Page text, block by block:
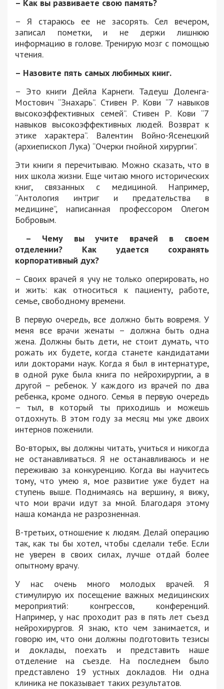
– Как вы развиваете свою память?
– Я стараюсь ее не засорять. Сел вечером,
записал пометки, и не держи лишнюю
информацию в голове. Тренирую мозг с помощью
чтения.
– Назовите пять самых любимых книг.
– Это книги Дейла Карнеги. Тадеуш Доленга-
Мостович “Знахарь”. Стивен Р. Кови “7 навыков
высокоэффективных семей”. Стивен Р. Кови “7
навыков высокоэффективных людей. Возврат к
этике характера”. Валентин Войно-Ясенецкий
(архиепископ Лука) “Очерки гнойной хирургии”.
Эти книги я перечитываю. Можно сказать, что в
них школа жизни. Еще читаю много исторических
книг, связанных с медициной. Например,
“Антология интриг и предательства в
медицине”, написанная профессором Олегом
Бобровым.
– Чему вы учите врачей в своем
отделении? Как удается сохранять
корпоративный дух?
– Своих врачей я учу не только оперировать, но
и жить: как относиться к пациенту, работе,
семье, свободному времени.
В первую очередь, все должно быть вовремя. У
меня все врачи женаты – должна быть одна
жена. Должны быть дети, не стоит думать, что
рожать их будете, когда станете кандидатами
или докторами наук. Когда я был в интернатуре,
в одной руке была книга по нейрохирургии, а в
другой – ребенок. У каждого из врачей по два
ребенка, кроме одного. Семья в первую очередь
– тыл, в который ты приходишь и можешь
отдохнуть. В этом году за месяц мы уже двоих
интернов поженили.
Во-вторых, вы должны читать, учиться и никогда
не останавливаться. Я не останавливаюсь и не
переживаю за конкуренцию. Когда вы научитесь
тому, что умею я, мое развитие уже будет на
ступень выше. Поднимаясь на вершину, я вижу,
что мои врачи идут за мной. Благодаря этому
наша команда не разрозненная.
В-третьих, отношение к людям. Делай операцию
так, как ты бы хотел, чтобы сделали тебе. Если
не уверен в своих силах, лучше отдай более
опытному врачу.
У нас очень много молодых врачей. Я
стимулирую их посещение важных медицинских
мероприятий: конгрессов, конференций.
Например, у нас проходит раз в пять лет съезд
нейрохирургов. Я знаю, кто чем занимается, и
говорю им, что они должны подготовить тезисы
и доклады, поехать и представить наше
отделение на съезде. На последнем было
представлено 19 устных докладов. Ни одна
клиника не показывает таких результатов.